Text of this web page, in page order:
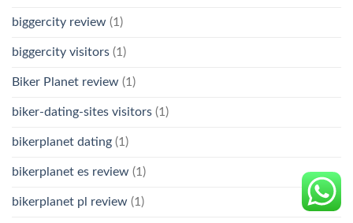
biggercity review (1)
biggercity visitors (1)
Biker Planet review (1)
biker-dating-sites visitors (1)
bikerplanet dating (1)
bikerplanet es review (1)
bikerplanet pl review (1)